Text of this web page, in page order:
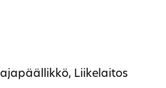
Liikelaitos